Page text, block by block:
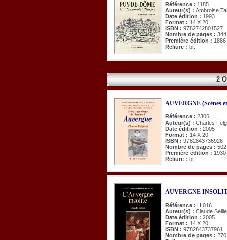
Référence : 1185
Auteur(s) : Ambroise
Date édition : 1993
Format : 14 X 20
ISBN : 9782742801527
Nombre de pages : 344
Première édition : 1886
Reliure : br.
2
AUVERGNE (Scènes
Référence : 2306
Auteur(s) : Charles
Date édition : 2005
Format : 14 X 20
ISBN : 9782843736926
Nombre de pages : 502
Première édition : 1930
Reliure : br.
AUVERGNE
Référence : HI016
Auteur(s) : Claude
Date édition : 2005
Format : 14 X 20
ISBN : 9782843737961
Nombre de pages : 270